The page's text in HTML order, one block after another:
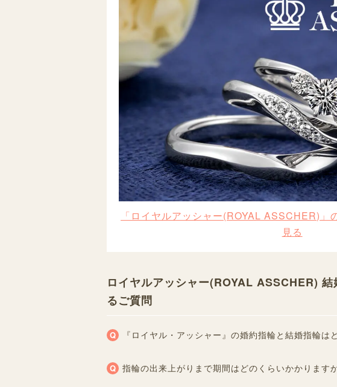
「ロイヤルアッシャー(ROYAL ASSCHER)」
見る
ロイヤルアッシャー(ROYAL ASSCHER)
るご質問
『ロイヤル・アッシャー』の婚約指輪と結婚指輪は
指輪の出来上がりまで期間はどのくらいかかります